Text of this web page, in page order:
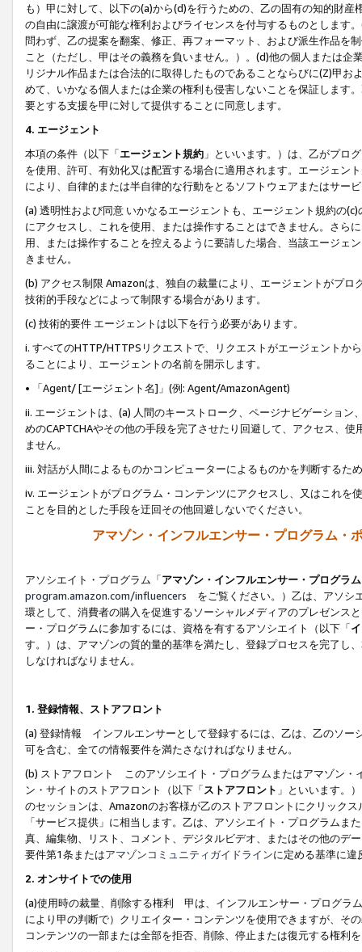
も）甲に対して、以下の(a)から(d)を行うための、乙の固有の知的財
の自由に譲渡が可能な権利およびライセンスを付与するものとします
問わず、乙の提案を翻案、修正、再フォーマット、および派生作品を
こと（ただし、甲はその義務を負いません。）。(d)他の個人または
リジナル作品または合法的に取得したものであることならびに(Z)甲
めて、いかなる個人または企業の権利も侵害しないことを保証します
要とする支援を甲に対して提供することに同意します。
4. エージェント
本項の条件（以下「エージェント規約 」といいます。）は、乙がプロ
を使用、許可、有効化又は配置する場合に適用されます。エージェン
により、自律的または半自律的な行動をとるソフトウェアまたはサー
(a) 透明性および同意 いかなるエージェントも、エージェント規約の
にアクセスし、これを使用、または操作することはできません。さら
用、または操作することを控えるように要請した場合、当該エージェ
きません。
(b) アクセス制限 Amazonは、独自の裁量により、エージェントがプ
技術的手段などによって制限する場合があります。
(c) 技術的要件 エージェントは以下を行う必要があります。
i. すべてのHTTP/HTTPSリクエストで、リクエストがエージェントか
ることにより、エージェントの名前を開示します。
• 「Agent/ [エージェント名]」(例: Agent/AmazonAgent)
ii. エージェントは、(a) 人間のキーストローク、ページナビゲーショ
めのCAPTCHAやその他の手段を完了させたり回避して、アクセス、
ません。
iii. 対話が人間によるものかコンピューターによるものかを判断するた
iv. エージェントがプログラム・コンテンツにアクセスし、又はこれ
ことを目的とした手段を迂回その他回避しないでください。
アマゾン・インフルエンサー・プログラム・
アソシエイト・プログラム「アマゾン・インフルエンサー・プログラム
program.amazon.com/influencers をご覧ください。）乙は、アソシ
環として、消費者の購入を促進するソーシャルメディアのプレゼンス
ー・プログラムに参加するには、資格を有するアソシエイト（以下「
す。）は、アマゾンの質的量的基準を満たし、登録プロセスを完了し、
しなければなりません。
1. 登録情報、ストアフロント
(a) 登録情報 インフルエンサーとして登録するには、乙は、乙のソー
可を含む、全ての情報要件を満たさなければなりません。
(b) ストアフロント このアソシエイト・プログラムまたはアマゾン・
ン・サイトのストアフロント（以下「ストアフロント 」といいます。
のセッションは、Amazonのお客様が乙のストアフロントにクリック
「サービス提供」に相当します。乙は、アソシエイト・プログラム
真、編集物、リスト、コメント、デジタルビデオ、またはその他のデ
要件第1条またはアマゾンコミュニティガイドラインに定める基準に違
2. オンサイトでの使用
(a)使用時の裁量、削除する権利 甲は、インフルエンサー・プログラ
により甲の判断で）クリエイター・コンテンツを使用できますが、そ
コンテンツの一部または全部を拒否、削除、停止または復元する権利